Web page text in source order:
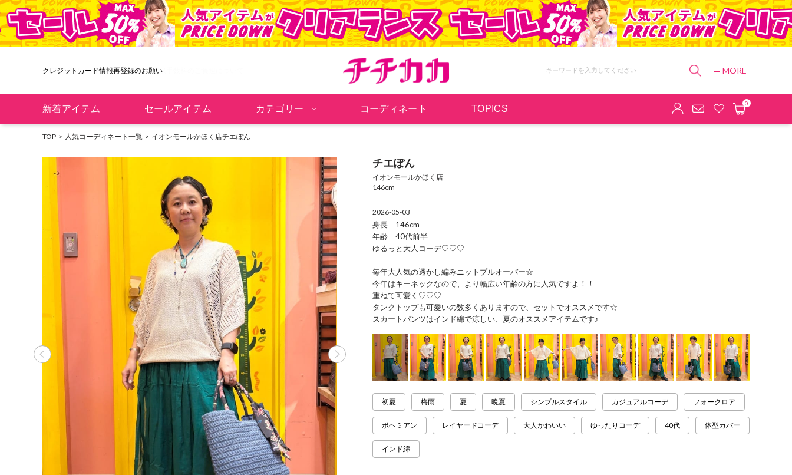
クレジットカード情報再登録のお願い
MORE
新着アイテム セールアイテム カテゴリー コーディネート TOPICS
0
TOP 人気コーディネート一覧 イオンモールかほく店チエぽん
チエぽん
イオンモールかほく店
146cm
2026-05-03
身長 146cm
年齢 40代前半
ゆるっと大人コーデ♡♡♡
毎年大人気の透かし編みニットプルオーバー☆
今年はキーネックなので、より幅広い年齢の方に人気ですよ！！
重ねて可愛く♡♡♡
タンクトップも可愛いの数多くありますので、セットでオススメです☆
スカートパンツはインド綿で涼しい、夏のオススメアイテムです♪
初夏 梅雨 夏 晩夏 シンプルスタイル カジュアルコーデ フォークロア
ボヘミアン レイヤードコーデ 大人かわいい ゆったりコーデ 40代 体型カバー
インド綿